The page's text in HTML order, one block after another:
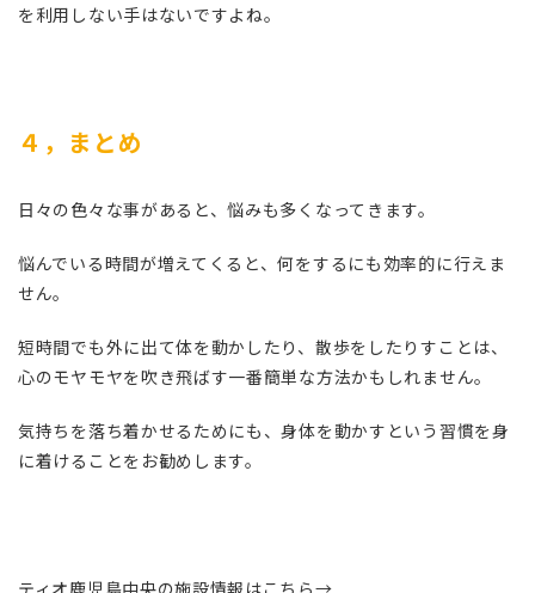
を利用しない手はないですよね。
４，まとめ
日々の色々な事があると、悩みも多くなってきます。
悩んでいる時間が増えてくると、何をするにも効率的に行えま
せん。
短時間でも外に出て体を動かしたり、散歩をしたりすことは、
心のモヤモヤを吹き飛ばす一番簡単な方法かもしれません。
気持ちを落ち着かせるためにも、身体を動かすという習慣を身
に着けることをお勧めします。
ティオ鹿児島中央の施設情報はこちら→